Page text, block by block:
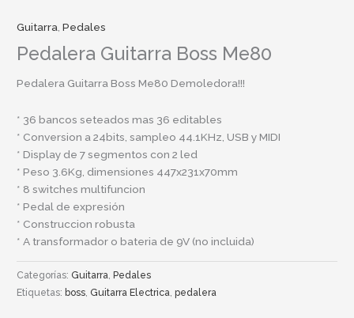
Guitarra ,Pedales
Pedalera Guitarra Boss Me80
Pedalera Guitarra Boss Me80 Demoledora!!!
* 36 bancos seteados mas 36 editables
* Conversion a 24bits, sampleo 44.1KHz, USB y MIDI
* Display de 7 segmentos con 2 led
* Peso 3.6Kg, dimensiones 447x231x70mm
* 8 switches multifuncion
* Pedal de expresión
* Construccion robusta
* A transformador o bateria de 9V (no incluida)
Categorías: Guitarra ,Pedales
Etiquetas: boss Guitarra Electrica ,pedalera